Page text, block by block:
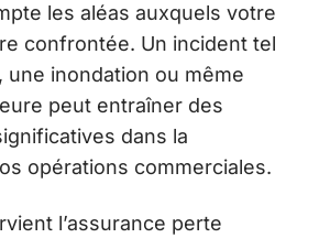
les aléas auxquels votre
confrontée. Un incident tel
une inondation ou même
peut entraîner des
dans la
opérations commerciales.
l’assurance perte